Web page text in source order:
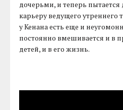
дочерьми, и теперь
карьеру ведущего утреннего
у Кенана есть еще и
постоянно вмешивается и в
детей, и в его жизнь.